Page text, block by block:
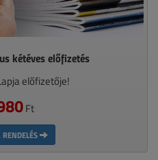
kétéves előfizetés
előfizetője!
Ft
RENDELÉS